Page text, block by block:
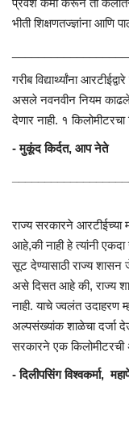
प्रवेश कमी करून तो
भीती शिक्षणतज्ज्ञांना आणि
गरीब विद्यार्थ्यांना
असले नवनवीन नियम
देणार नाही. १
- मुकूंद किर्दत, आप नेते
राज्य सरकारने आरटीईच्या
आहे,की नाही हे त्यांनी एकदा
सूट देण्यासाठी राज्य
असे दिसत आहे की, राज्य
नाही. याचे ज्वलंत उदाहरण
अल्पसंख्यांक शाळेचा दर्जा
सरकारने एक किलोमीटरची
- दिलीपसिंग